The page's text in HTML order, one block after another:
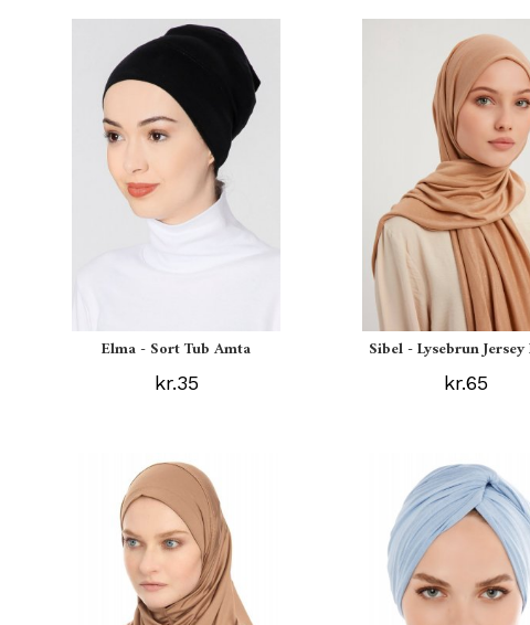
Elma - Sort Tub Amta
kr.35
Sibel - Lysebrun
kr.65